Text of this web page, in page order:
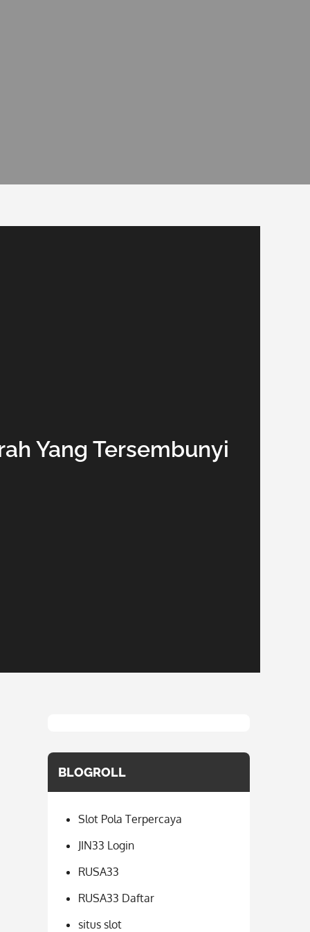
Yang Tersembunyi
BLOGROLL
Slot Pola Terpercaya
JIN33 Login
RUSA33
RUSA33 Daftar
situs slot